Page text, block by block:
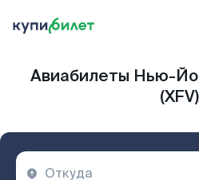
Авиабилеты Нью-
(XFV)